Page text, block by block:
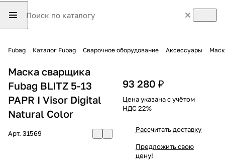
Fubag Каталог Fubag Сварочное оборудование Аксессуары
Маска сварщика
Fubag BLITZ 5-13
PAPR I Visor Digital
Natural Color
Арт. 31569
93 280 ₽
Цена указана с учётом
НДС 22%
Рассчитать доставку
Предложить свою
цену!